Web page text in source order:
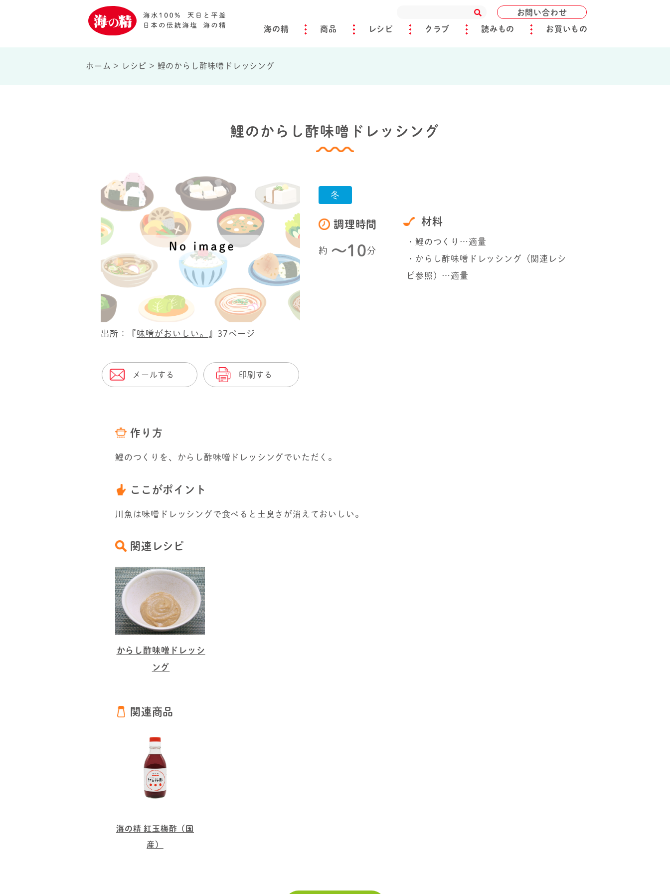
お問い合わせ
海の精 商品 レシピ クラブ 読みもの お買いもの
ホーム > レシピ > 鯉のからし酢味噌ドレッシング
鯉のからし酢味噌ドレッシング
出所：『味噌がおいしい。 』37ページ
メールする 印刷する
冬
調理時間
約 〜10分
材料
・鯉のつくり…適量
・からし酢味噌ドレッシング（関連レシ
ピ参照）…適量
作り方
鯉のつくりを、からし酢味噌ドレッシングでいただく。
ここがポイント
川魚は味噌ドレッシングで食べると土臭さが消えておいしい。
関連レシピ
からし酢味噌ドレッシ
ング
関連商品
海の精 紅玉梅酢（国
産）